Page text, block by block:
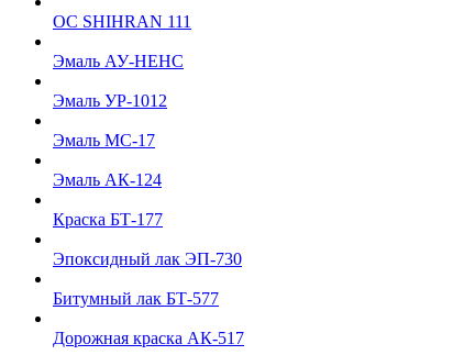
ОС SHIHRAN 111
Эмаль АУ-НЕНС
Эмаль УР-1012
Эмаль МС-17
Эмаль АК-124
Краска БТ-177
Эпоксидный лак ЭП-730
Битумный лак БТ-577
Дорожная краска АК-517